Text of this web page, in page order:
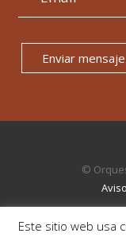
Enviar mensaje
©
Este sitio web usa